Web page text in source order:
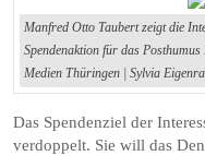
Manfred Otto Taubert zeigt die
Spendenaktion für das
Medien Thüringen | Sylvia
Das Spendenziel der
verdoppelt. Sie will das